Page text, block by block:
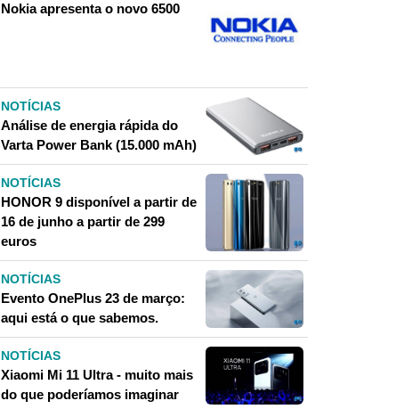
Nokia apresenta o novo 6500
NOTÍCIAS
Análise de energia rápida do
Varta Power Bank (15.000 mAh)
NOTÍCIAS
HONOR 9 disponível a partir de
16 de junho a partir de 299
euros
NOTÍCIAS
Evento OnePlus 23 de março:
aqui está o que sabemos.
NOTÍCIAS
Xiaomi Mi 11 Ultra - muito mais
do que poderíamos imaginar